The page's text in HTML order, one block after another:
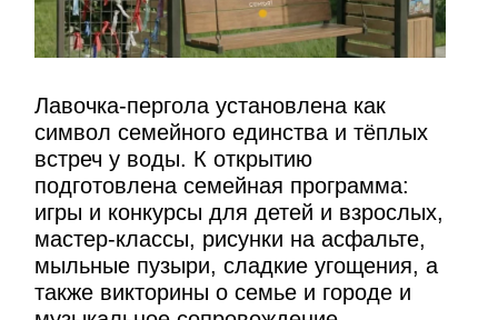
Лавочка-пергола установлена как
символ семейного единства и тёплых
встреч у воды. К открытию
подготовлена семейная программа:
игры и конкурсы для детей и взрослых,
мастер-классы, рисунки на асфальте,
мыльные пузыри, сладкие угощения, а
также викторины о семье и городе и